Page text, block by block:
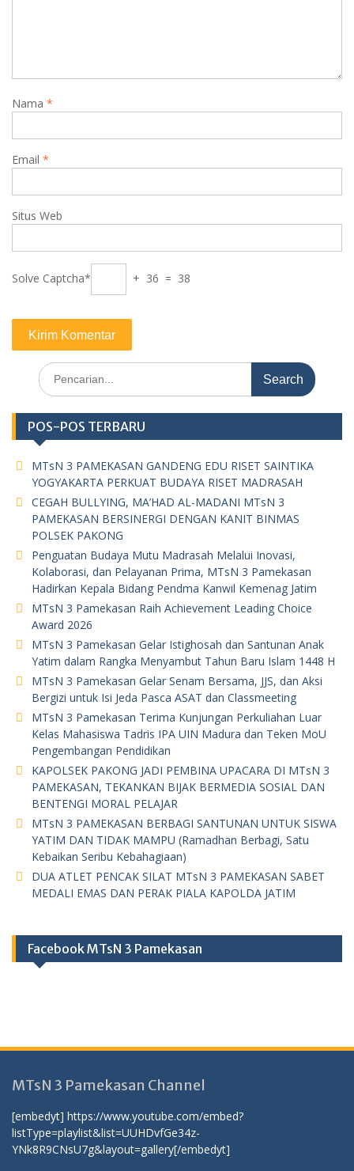
Nama *
Email *
Situs Web
Solve Captcha* + 36 = 38
Search
for:
POS-POS TERBARU
MTsN 3 PAMEKASAN GANDENG EDU RISET SAINTIKA
YOGYAKARTA PERKUAT BUDAYA RISET MADRASAH
CEGAH BULLYING, MA’HAD AL-MADANI MTsN 3
PAMEKASAN BERSINERGI DENGAN KANIT BINMAS
POLSEK PAKONG
Penguatan Budaya Mutu Madrasah Melalui Inovasi,
Kolaborasi, dan Pelayanan Prima, MTsN 3 Pamekasan
Hadirkan Kepala Bidang Pendma Kanwil Kemenag Jatim
MTsN 3 Pamekasan Raih Achievement Leading Choice
Award 2026
MTsN 3 Pamekasan Gelar Istighosah dan Santunan Anak
Yatim dalam Rangka Menyambut Tahun Baru Islam 1448 H
MTsN 3 Pamekasan Gelar Senam Bersama, JJS, dan Aksi
Bergizi untuk Isi Jeda Pasca ASAT dan Classmeeting
MTsN 3 Pamekasan Terima Kunjungan Perkuliahan Luar
Kelas Mahasiswa Tadris IPA UIN Madura dan Teken MoU
Pengembangan Pendidikan
KAPOLSEK PAKONG JADI PEMBINA UPACARA DI MTsN 3
PAMEKASAN, TEKANKAN BIJAK BERMEDIA SOSIAL DAN
BENTENGI MORAL PELAJAR
MTsN 3 PAMEKASAN BERBAGI SANTUNAN UNTUK SISWA
YATIM DAN TIDAK MAMPU (Ramadhan Berbagi, Satu
Kebaikan Seribu Kebahagiaan)
DUA ATLET PENCAK SILAT MTsN 3 PAMEKASAN SABET
MEDALI EMAS DAN PERAK PIALA KAPOLDA JATIM
Facebook MTsN 3 Pamekasan
MTsN 3 Pamekasan Channel
[embedyt] https://www.youtube.com/embed?
listType=playlist&list=UUHDvfGe34z-
YNk8R9CNsU7g&layout=gallery[/embedyt]